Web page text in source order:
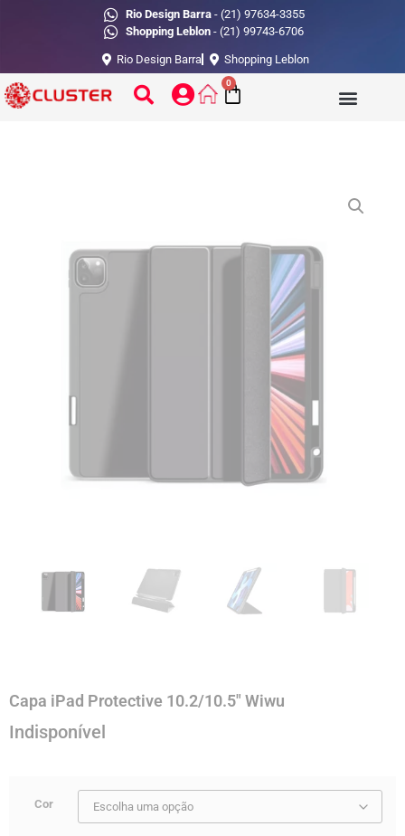
Rio Design Barra- (21) 97634-3355
Shopping Leblon - (21) 99743-6706
Rio Design Barra Shopping Leblon
0
Capa iPad Protective 10.2/10.5″ Wiwu
Cor